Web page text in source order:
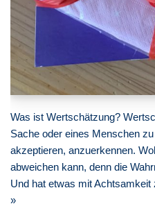
Was ist Wertschätzung?
Sache oder eines Menschen
akzeptieren, anzuerkennen.
abweichen kann, denn die
Und hat etwas mit
»